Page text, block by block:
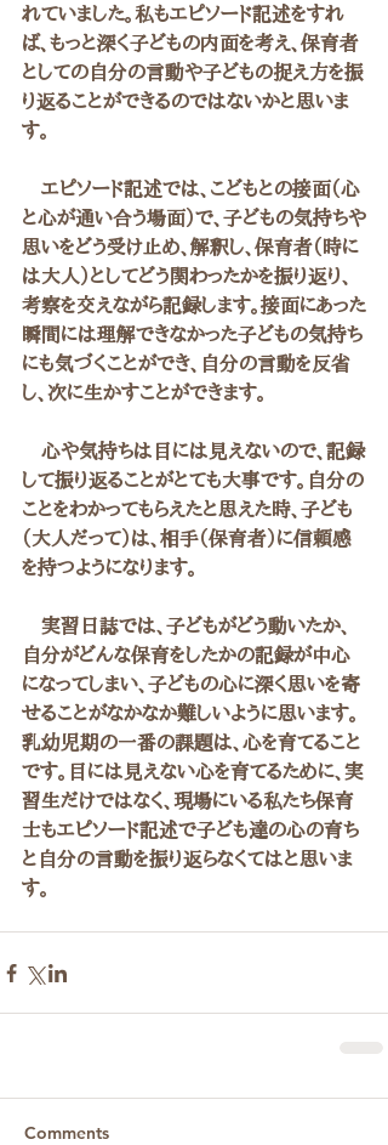
れていました。私もエピソード記述をすれ
ば、もっと深く子どもの内面を考え、保育者
としての自分の言動や子どもの捉え方を振
り返ることができるのではないかと思いま
す。
エピソード記述では、こどもとの接面（心
と心が通い合う場面）で、子どもの気持ちや
思いをどう受け止め、解釈し、保育者（時に
は大人）としてどう関わったかを振り返り、
考察を交えながら記録します。接面にあった
瞬間には理解できなかった子どもの気持ち
にも気づくことができ、自分の言動を反省
し、次に生かすことができます。
心や気持ちは目には見えないので、記録
して振り返ることがとても大事です。自分の
ことをわかってもらえたと思えた時、子ども
（大人だって）は、相手（保育者）に信頼感
を持つようになります。
実習日誌では、子どもがどう動いたか、
自分がどんな保育をしたかの記録が中心
になってしまい、子どもの心に深く思いを寄
せることがなかなか難しいように思います。
乳幼児期の一番の課題は、心を育てること
です。目には見えない心を育てるために、実
習生だけではなく、現場にいる私たち保育
士もエピソード記述で子ども達の心の育ち
と自分の言動を振り返らなくてはと思いま
す。
Comments